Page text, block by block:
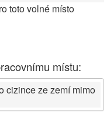
toto volné místo
místu:
cizince ze zemí mimo